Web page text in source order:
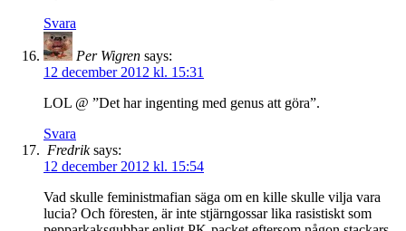
Svara
Per Wigren says:
12 december 2012 kl. 15:31
LOL @ ”Det har ingenting med genus att göra”.
Svara
Fredrik says:
12 december 2012 kl. 15:54
Vad skulle feministmafian säga om en kille skulle vilja vara
lucia? Och föresten, är inte stjärngossar lika rasistiskt som